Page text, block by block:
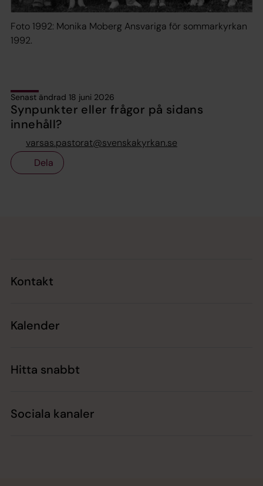
Foto 1992: Monika Moberg Ansvariga för sommarkyrkan
1992.
Senast ändrad 18 juni 2026
Synpunkter eller frågor på sidans
innehåll?
varsas.pastorat@svenskakyrkan.se
Dela
Kontakt
Kalender
Hitta snabbt
Sociala kanaler